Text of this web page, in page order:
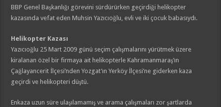
BBP Genel Başkanlığı görevini sürdürürken geçirdiği helikopter
kazasında vefat eden Muhsin Yazıcıoğlu, evli ve iki çocuk babasıydı.
Helikopter Kazası
Yazıcıoğlu 25 Mart 2009 günü seçim çalışmalarını yürütmek üzere
kiralanan özel bir firmaya ait helikopterle Kahramanmaraş’ın
Çağlayancerit İlçesi’nden Yozgat’ın Yerköy İlçesi’ne giderken kaza
geçirdi ve helikopteri düştü.
Enkaza uzun süre ulaşılamamış ve arama çalışmaları zor şartlarda